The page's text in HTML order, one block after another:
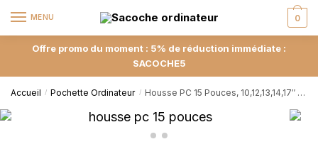
MENU 0
Offre promo du moment : 5% de réduction immédiate :
SACOCHE5
Accueil / Pochette Ordinateur / Housse PC 15 Pouces, 10,12,13,14,17″ – Planis Bleu